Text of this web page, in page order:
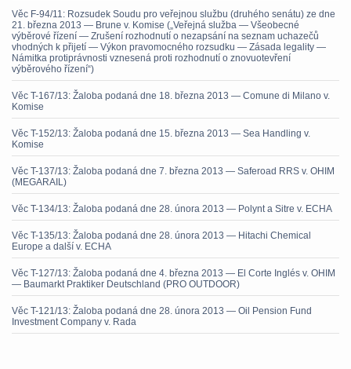
Věc F-94/11: Rozsudek Soudu pro veřejnou službu (druhého senátu) ze dne
21. března 2013 — Brune v. Komise („Veřejná služba — Všeobecné
výběrové řízení — Zrušení rozhodnutí o nezapsání na seznam uchazečů
vhodných k přijetí — Výkon pravomocného rozsudku — Zásada legality —
Námitka protiprávnosti vznesená proti rozhodnutí o znovuotevření
výběrového řízení“)
Věc T-167/13: Žaloba podaná dne 18. března 2013 — Comune di Milano v.
Komise
Věc T-152/13: Žaloba podaná dne 15. března 2013 — Sea Handling v.
Komise
Věc T-137/13: Žaloba podaná dne 7. března 2013 — Saferoad RRS v. OHIM
(MEGARAIL)
Věc T-134/13: Žaloba podaná dne 28. února 2013 — Polynt a Sitre v. ECHA
Věc T-135/13: Žaloba podaná dne 28. února 2013 — Hitachi Chemical
Europe a další v. ECHA
Věc T-127/13: Žaloba podaná dne 4. března 2013 — El Corte Inglés v. OHIM
— Baumarkt Praktiker Deutschland (PRO OUTDOOR)
Věc T-121/13: Žaloba podaná dne 28. února 2013 — Oil Pension Fund
Investment Company v. Rada